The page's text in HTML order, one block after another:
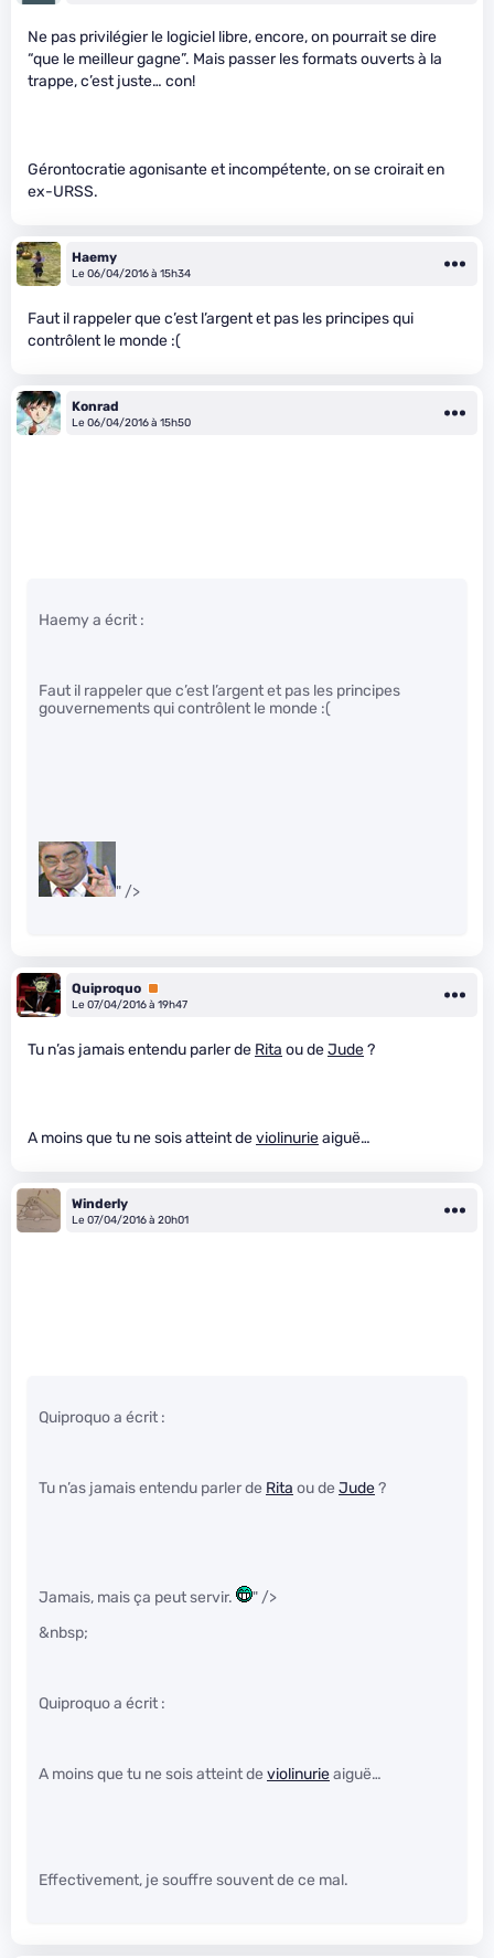
Ne pas privilégier le logiciel libre, encore, on pourrait se dire
“que le meilleur gagne”. Mais passer les formats ouverts à la
trappe, c’est juste… con!
Gérontocratie agonisante et incompétente, on se croirait en
ex-URSS.
Haemy
Le 06/04/2016 à 15h34
Faut il rappeler que c’est l’argent et pas les principes qui
contrôlent le monde :(
Konrad
Le 06/04/2016 à 15h50
Haemy a écrit :
Faut il rappeler que c’est l’argent et pas les principes
gouvernements qui contrôlent le monde :(
" />
Quiproquo Premium
Le 07/04/2016 à 19h47
Tu n’as jamais entendu parler de Rita ou deJude?
A moins que tu ne sois atteint deviolinurieaiguë…
Winderly
Le 07/04/2016 à 20h01
Quiproquo a écrit :
Tu n’as jamais entendu parler de Rita ou de Jude?
Jamais, mais ça peut servir.
" />
&nbsp;
Quiproquo a écrit :
A moins que tu ne sois atteint de violinurieaiguë…
Effectivement, je souffre souvent de ce mal.